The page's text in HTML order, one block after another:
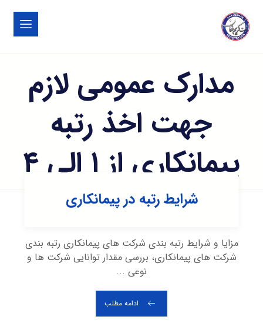
مدارک عمومی لازم
جهت اخذ رتبه
پیمانکاری از ۱ الی ۴
شرایط رتبه در پیمانکاری
مزایا و شرایط رتبه بندی شرکت های پیمانکاری رتبه بندی
شرکت های پیمانکاری، بررسی مقدار توانایی شرکت ها و
نوعی ...
ادامه مطلب